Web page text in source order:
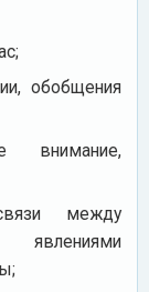
обобщения
внимание,
между